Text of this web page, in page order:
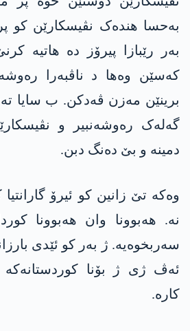
بەحسا ھندەک نڤیسکارێن کو
بەر رێبازا پیرۆز دە ھاتیە
کەسێن وەھا د ناڤبەرا
برینێن مەزن ڤەدکن. ب سایا
گەلەک رەوشەنبیر و
دمینە و بێ دەنگ دبن.
وەکە تێ زانین کو ئیرۆ
نە. ھەبوونا وان ھەبوونا
سەربخوەیە. ژ بەر کو ئێدی
ئەڤ ژی ژ بۆنا
کارە.